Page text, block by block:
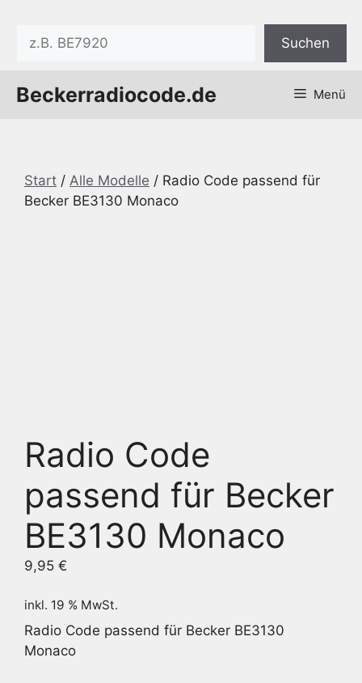
springen
Suchen
Beckerradiocode.de Menü
Start / Alle Modelle / Radio Code passend für
Becker BE3130 Monaco
Radio Code
passend für Becker
BE3130 Monaco
9,95 €
inkl. 19 % MwSt.
Radio Code passend für Becker BE3130
Monaco